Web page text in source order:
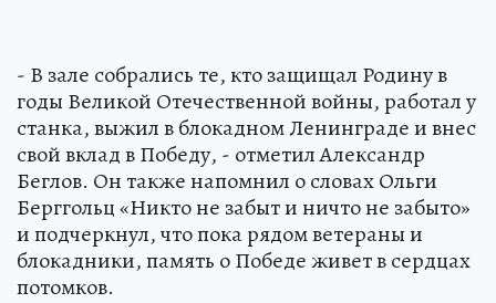
- В зале собрались те, кто защищал Родину в
годы Великой Отечественной войны, работал у
станка, выжил в блокадном Ленинграде и внес
свой вклад в Победу, - отметил Александр
Беглов. Он также напомнил о словах Ольги
Берггольц «Никто не забыт и ничто не забыто»
и подчеркнул, что пока рядом ветераны и
блокадники, память о Победе живет в сердцах
потомков.